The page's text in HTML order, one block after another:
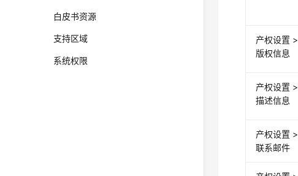
白皮书资源
支持区域
系统权限
产权设置 >
版权信息
产权设置 >
描述信息
产权设置 >
联系邮件